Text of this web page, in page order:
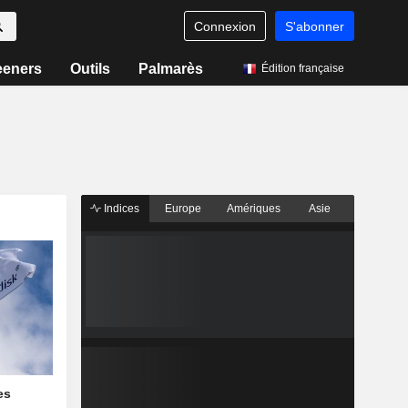
Connexion S'abonner
Outils Palmarès Édition française
Indices Europe Amériques Asie